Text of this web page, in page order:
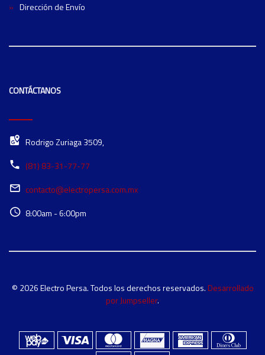
Dirección de Envío
CONTÁCTANOS
Rodrigo Zuriaga 3509,
(81) 83-31-77-77
contacto@electropersa.com.mx
8:00am - 6:00pm
© 2026 Electro Persa. Todos los derechos reservados. Desarrollado
por Jumpseller.